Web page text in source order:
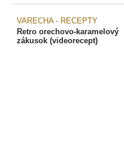
VARECHA - RECEPTY
Retro orechovo-karamelový
zákusok (videorecept)